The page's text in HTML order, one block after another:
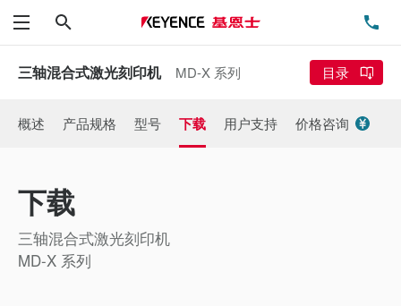
菜单
三轴混合式激光刻印机 MD-X 系列 目录
概述 产品规格 型号 下载 用户支持 价格咨询
下载
三轴混合式激光刻印机
MD-X 系列